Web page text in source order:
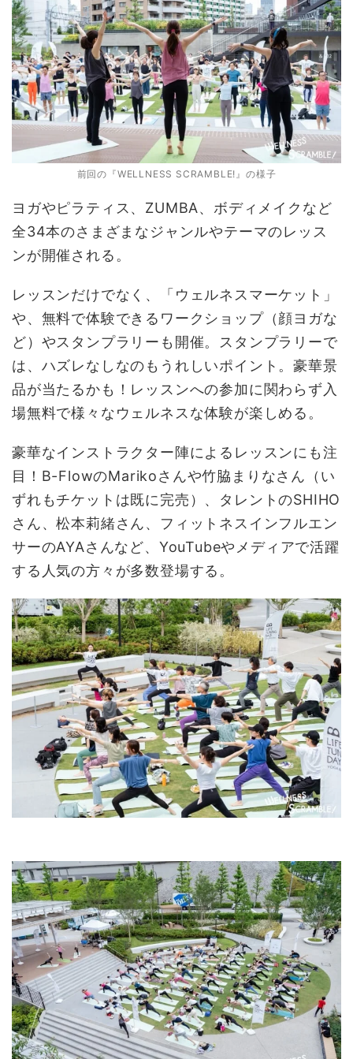
前回の『WELLNESS SCRAMBLE!』の様子
ヨガやピラティス、ZUMBA、ボディメイクなど
全34本のさまざまなジャンルやテーマのレッス
ンが開催される。
レッスンだけでなく、「ウェルネスマーケット」
や、無料で体験できるワークショップ（顔ヨガな
ど）やスタンプラリーも開催。スタンプラリーで
は、ハズレなしなのもうれしいポイント。豪華景
品が当たるかも！レッスンへの参加に関わらず入
場無料で様々なウェルネスな体験が楽しめる。
豪華なインストラクター陣によるレッスンにも注
目！B-FlowのMarikoさんや竹脇まりなさん（い
ずれもチケットは既に完売）、タレントのSHIHO
さん、松本莉緒さん、フィットネスインフルエン
サーのAYAさんなど、YouTubeやメディアで活躍
する人気の方々が多数登場する。